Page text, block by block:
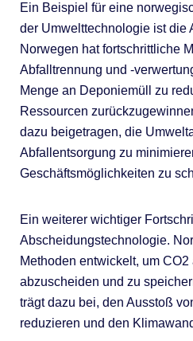
Ein Beispiel für eine
der Umwelttechnologie ist die
Norwegen hat fortschrittliche
Abfalltrennung und -
Menge an Deponiemüll zu
Ressourcen
dazu beigetragen, die
Abfallentsorgung zu
Geschäftsmöglichkeiten zu
Ein weiterer wichtiger
Abscheidungstechnologie.
Methoden entwickelt, um
abzuscheiden und zu
trägt dazu bei, den Ausstoß
reduzieren und den